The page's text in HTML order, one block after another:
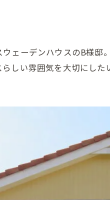
ェーデンハウスのB様
しい雰囲気を大切にし